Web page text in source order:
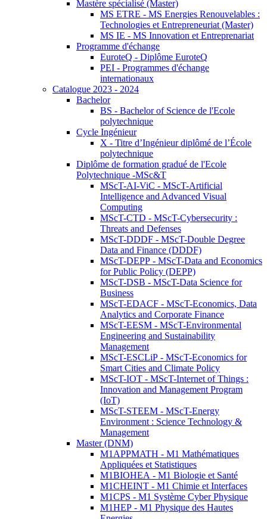
Mastère spécialisé (Master)
MS ETRE - MS Energies Renouvelables :
Technologies et Entrepreneuriat (Master)
MS IE - MS Innovation et Entreprenariat
Programme d'échange
EuroteQ - Diplôme EuroteQ
PEI - Programmes d'échange
internationaux
Catalogue 2023 - 2024
Bachelor
BS - Bachelor of Science de l'Ecole
polytechnique
Cycle Ingénieur
X - Titre d’Ingénieur diplômé de l’École
polytechnique
Diplôme de formation gradué de l'Ecole
Polytechnique -MSc&T
MScT-AI-ViC - MScT-Artificial
Intelligence and Advanced Visual
Computing
MScT-CTD - MScT-Cybersecurity :
Threats and Defenses
MScT-DDDF - MScT-Double Degree
Data and Finance (DDDF)
MScT-DEPP - MScT-Data and Economics
for Public Policy (DEPP)
MScT-DSB - MScT-Data Science for
Business
MScT-EDACF - MScT-Economics, Data
Analytics and Corporate Finance
MScT-EESM - MScT-Environmental
Engineering and Sustainability
Management
MScT-ESCLiP - MScT-Economics for
Smart Cities and Climate Policy
MScT-IOT - MScT-Internet of Things :
Innovation and Management Program
(IoT)
MScT-STEEM - MScT-Energy
Environment : Science Technology &
Management
Master (DNM)
M1APPMATH - M1 Mathématiques
Appliquées et Statistiques
M1BIOHEA - M1 Biologie et Santé
M1CHEINT - M1 Chimie et Interfaces
M1CPS - M1 Système Cyber Physique
M1HEP - M1 Physique des Hautes